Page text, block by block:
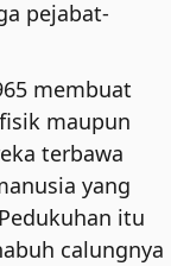
pejabat-
membuat
maupun
terbawa
yang
itu
calungnya